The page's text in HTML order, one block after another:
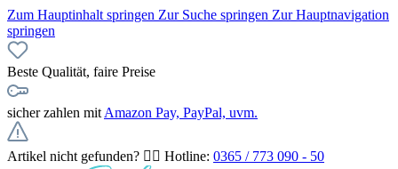
Zum Hauptinhalt springen Zur Suche springen Zur Hauptnavigation
springen
Beste Qualität, faire Preise
sicher zahlen mit Amazon Pay, PayPal, uvm.
Artikel nicht gefunden? 👉🏻 Hotline: 0365 / 773 090 - 50